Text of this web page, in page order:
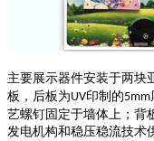
主要展示器件安装于两块
板，后板为UV印制的5mm
艺螺钉固定于墙体上；背
发电机构和稳压稳流技术